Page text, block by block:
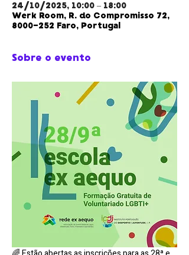
24/10/2025, 10:00 – 18:00
Werk Room, R. do Compromisso 72,
8000-252 Faro, Portugal
Sobre o evento